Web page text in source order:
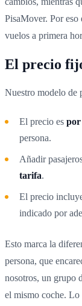
PisaMover. Por eso
vuelos a primera
El precio
Nuestro modelo de
El precio es por
persona.
Añadir
tarifa.
El precio
indicado por
Esto marca la
persona, que
nosotros, un grupo
el mismo coche.